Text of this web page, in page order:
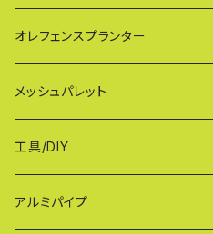
AXG（パネル兼用タイプ）
MXG（最高級 パネル兼用タイプ）
CXG（パネル取付不可タイプ）
XXG（パネル専用タイプ）
奥行ワイド KB114
シンプルモデル KB90-PT
VXGシリーズ（ご家庭用）
WXGシリーズ（ご家庭用）
TXGシリーズ（ご家庭用/和風）
幅60cmタイプ
幅90cmタイプ
幅120cmタイプ
オレフェンスプランター
メッシュパレット
工具/DIY
荷揚げバケツ
アルミパイプ